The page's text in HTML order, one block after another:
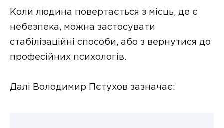
Коли людина повертається з місць, де є
небезпека, можна застосувати
стабілізаційні способи, або з вернутися до
професійних психологів.
Далі Володимир Пєтухов зазначає: